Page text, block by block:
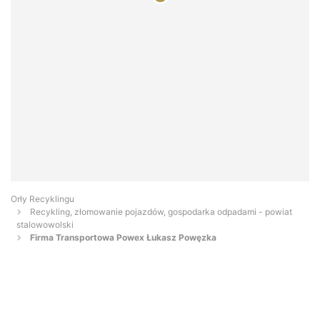
Orły Recyklingu
Recykling, złomowanie pojazdów, gospodarka odpadami - powiat
stalowowolski
Firma Transportowa Powex Łukasz Powęzka